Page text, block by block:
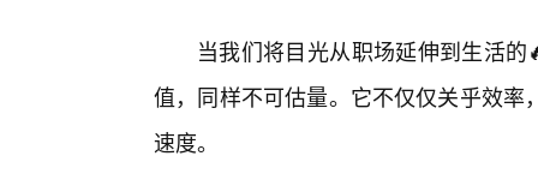
当我们将目光从职场延伸到生活
值，同样不可估量。它不仅仅关乎效
速度。